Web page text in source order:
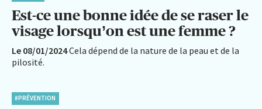
Est-ce une bonne idée de se raser le
visage lorsqu’on est une femme ?
Le 08/01/2024Cela dépend de la nature de la peau et de la
pilosité.
#PRÉVENTION